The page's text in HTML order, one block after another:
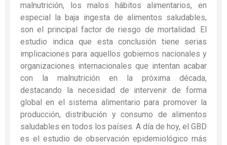
malnutrición, los malos hábitos alimentarios, en
especial la baja ingesta de alimentos saludables,
son el principal factor de riesgo de mortalidad. El
estudio indica que esta conclusión tiene serias
implicaciones para aquellos gobiernos nacionales y
organizaciones internacionales que intentan acabar
con la malnutrición en la próxima década,
destacando la necesidad de intervenir de forma
global en el sistema alimentario para promover la
producción, distribución y consumo de alimentos
saludables en todos los países. A día de hoy, el GBD
es el estudio de observación epidemiológico más